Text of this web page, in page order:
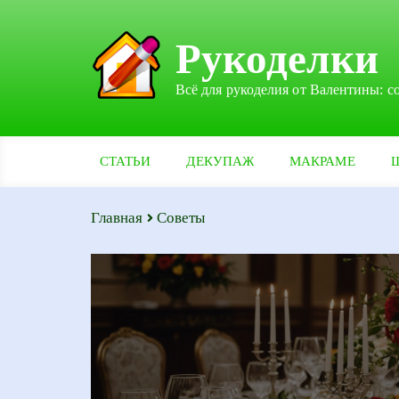
Рукоделки
Всё для рукоделия от Валентины:
СТАТЬИ ДЕКУПАЖ МАКРАМЕ
Главная Советы